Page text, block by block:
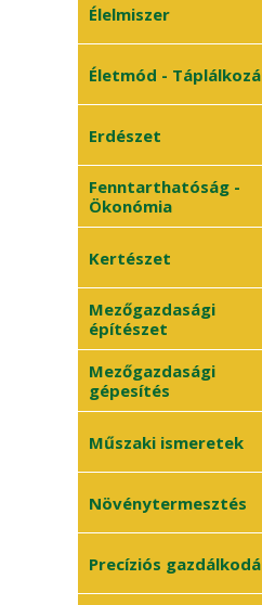
• Állattartási
• Állategészségügy
• Méhészet
Élelmiszer
Életmód -
Erdészet
Fenntarthatóság -
Ökonómia
Kertészet
• Zöldségtermesztés
•
•
Mezőgazdasági
építészet
Mezőgazdasági
gépesítés
Műszaki ismeretek
Növénytermesztés
• Növényvédelem
Szántóföldi
Precíziós